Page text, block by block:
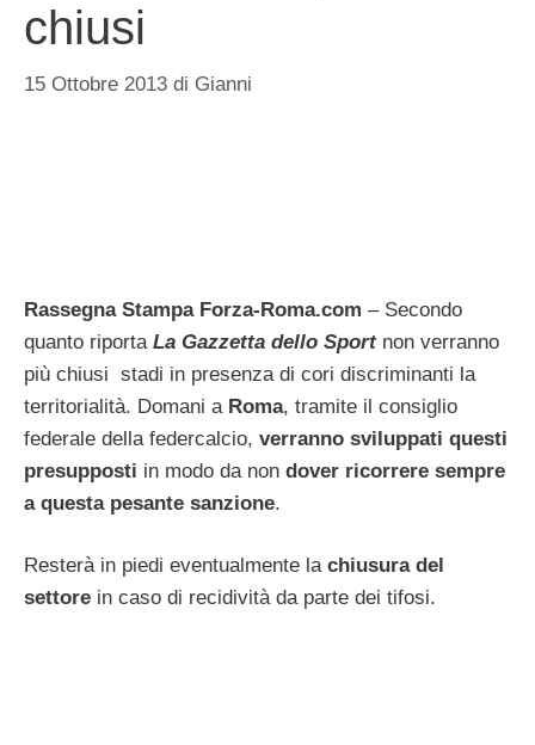
chiusi
15 Ottobre 2013 di Gianni
Rassegna Stampa Forza-Roma.com – Secondo
quanto riporta La Gazzetta dello Sportnon verranno
più chiusi stadi in presenza di cori discriminanti la
territorialità. Domani a Roma, tramite il consiglio
federale della federcalcio, verranno sviluppati questi
presupposti in modo da non dover ricorrere sempre
a questa pesante sanzione.
Resterà in piedi eventualmente la chiusura del
settore in caso di recidività da parte dei tifosi.